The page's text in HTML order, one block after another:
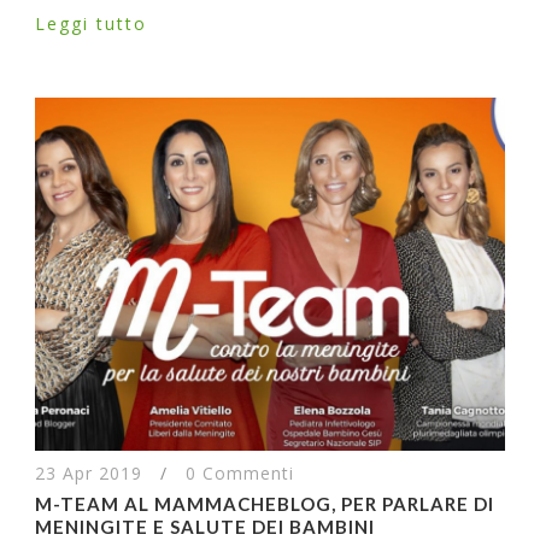
Leggi tutto
23 Apr 2019 / 0 Commenti
M-TEAM AL MAMMACHEBLOG, PER PARLARE DI
MENINGITE E SALUTE DEI BAMBINI